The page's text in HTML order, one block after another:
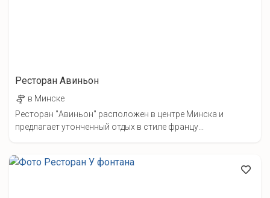
Ресторан Авиньон
в Минске
Ресторан "Авиньон" расположен в центре Минска и
предлагает утонченный отдых в стиле францу...